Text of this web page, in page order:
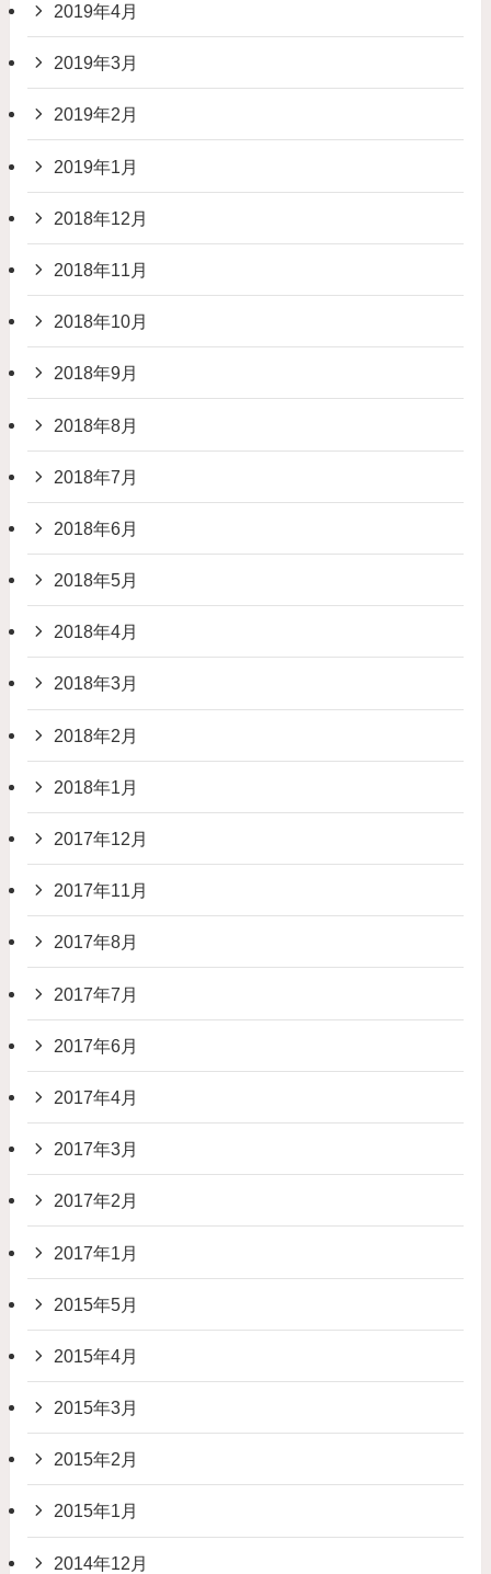
2019年4月
2019年3月
2019年2月
2019年1月
2018年12月
2018年11月
2018年10月
2018年9月
2018年8月
2018年7月
2018年6月
2018年5月
2018年4月
2018年3月
2018年2月
2018年1月
2017年12月
2017年11月
2017年8月
2017年7月
2017年6月
2017年4月
2017年3月
2017年2月
2017年1月
2015年5月
2015年4月
2015年3月
2015年2月
2015年1月
2014年12月